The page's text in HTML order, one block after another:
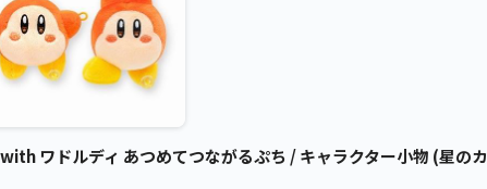
ワドルディ あつめてつながるぷち / キャラクター小物 (星のカ